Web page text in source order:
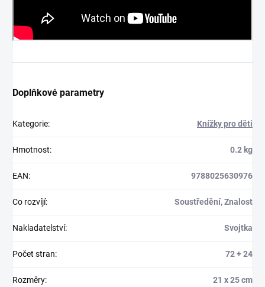
Doplňkové parametry
Kategorie: Knížky pro děti
Hmotnost: 0.2 kg
EAN: 9788025630976
Co rozvíjí: Soustředění, Znalost
Nakladatelství: Svojtka
Počet stran: 72 + 24
Rozměry: 21 x 25 cm